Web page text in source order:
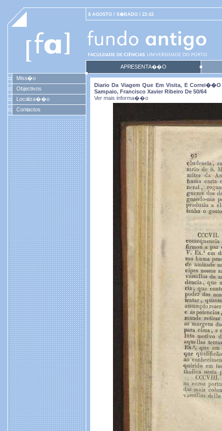
8 AGOSTO / S�BADO / 22:43
APRESENTA��O
Miss�o
Objectivos
Localiza��o
Contactos
Diario Da Viagem Que Em Visita, E
Sampaio, Francisco Xavier Ribeiro De 50/64
Ver mais informa��o